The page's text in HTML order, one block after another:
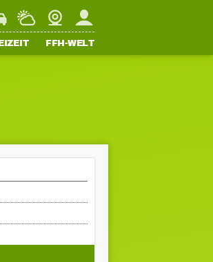
WetterWebcamMein FFH
FFH-WELT